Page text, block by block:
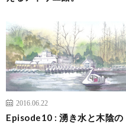
2016.06.22
Episode10 : 湧き水と木陰の